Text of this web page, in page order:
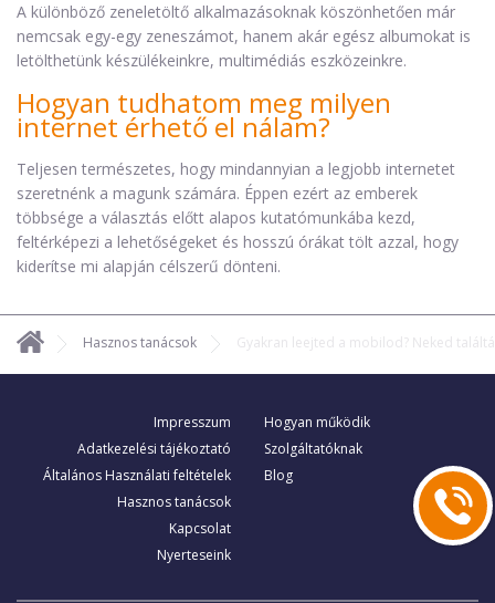
A különböző zeneletöltő alkalmazásoknak köszönhetően már
nemcsak egy-egy zeneszámot, hanem akár egész albumokat is
letölthetünk készülékeinkre, multimédiás eszközeinkre.
Hogyan tudhatom meg milyen
internet érhető el nálam?
Teljesen természetes, hogy mindannyian a legjobb internetet
szeretnénk a magunk számára. Éppen ezért az emberek
többsége a választás előtt alapos kutatómunkába kezd,
feltérképezi a lehetőségeket és hosszú órákat tölt azzal, hogy
kiderítse mi alapján célszerű dönteni.
Hasznos tanácsok Gyakran leejted a mobilod? Neked
Impresszum
Adatkezelési tájékoztató
Általános Használati feltételek
Hasznos tanácsok
Kapcsolat
Nyerteseink
Hogyan működik
Szolgáltatóknak
Blog